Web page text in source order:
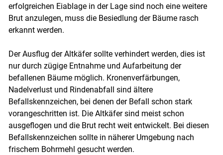
Skip to main content
erfolgreichen Eiablage in der Lage sind noch eine weitere
Brut anzulegen, muss die Besiedlung der Bäume rasch
erkannt werden.
Der Ausflug der Altkäfer sollte verhindert werden, dies ist
nur durch zügige Entnahme und Aufarbeitung der
befallenen Bäume möglich. Kronenverfärbungen,
Nadelverlust und Rindenabfall sind ältere
Befallskennzeichen, bei denen der Befall schon stark
vorangeschritten ist. Die Altkäfer sind meist schon
ausgeflogen und die Brut recht weit entwickelt. Bei diesen
Befallskennzeichen sollte in näherer Umgebung nach
frischem Bohrmehl gesucht werden.